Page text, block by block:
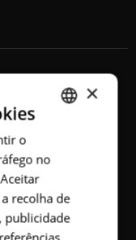
ENGLISH
×
o
no
recolha de
publicidade